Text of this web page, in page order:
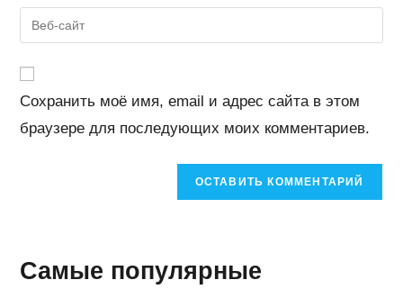
пользователя,
чтобы
прокомментировать
email-
адрес,
URL
веб-
сайта
(необязательно)
Сохранить моё имя, email и адрес сайта в этом
браузере для последующих моих комментариев.
Самые популярные